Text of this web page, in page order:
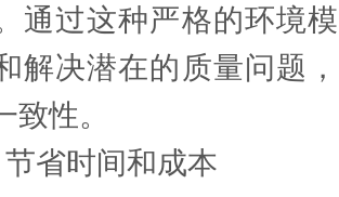
通过这种严格的环境
解决潜在的质量问题
致性。
省时间和成本